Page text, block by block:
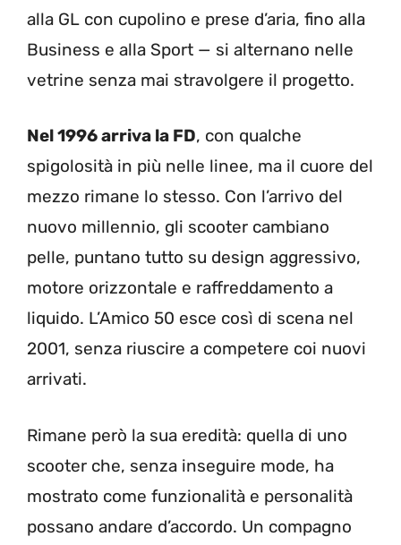
alla GL con cupolino e prese d’aria, fino alla
Business e alla Sport — si alternano nelle
vetrine senza mai stravolgere il progetto.
Nel 1996 arriva la FD, con qualche
spigolosità in più nelle linee, ma il cuore del
mezzo rimane lo stesso. Con l’arrivo del
nuovo millennio, gli scooter cambiano
pelle, puntano tutto su design aggressivo,
motore orizzontale e raffreddamento a
liquido. L’Amico 50 esce così di scena nel
2001, senza riuscire a competere coi nuovi
arrivati.
Rimane però la sua eredità: quella di uno
scooter che, senza inseguire mode, ha
mostrato come funzionalità e personalità
possano andare d’accordo. Un compagno